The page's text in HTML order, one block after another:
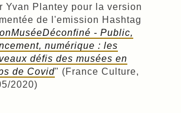
Yvan Plantey pour la version
de l'emission Hashtag
- Public,
numérique : les
défis des musées en
de Covid" (France Culture,
2020)